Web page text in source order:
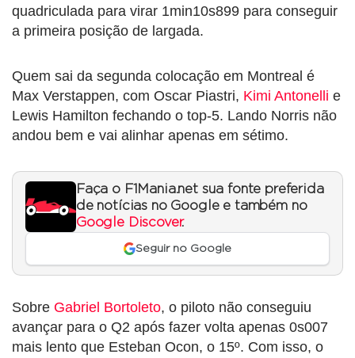
quadriculada para virar 1min10s899 para conseguir
a primeira posição de largada.
Quem sai da segunda colocação em Montreal é
Max Verstappen, com Oscar Piastri, Kimi Antonelli e
Lewis Hamilton fechando o top-5. Lando Norris não
andou bem e vai alinhar apenas em sétimo.
Faça o F1Mania.net sua fonte preferida
de notícias no Google e também no
Google Discover.
Seguir no Google
Sobre Gabriel Bortoleto, o piloto não conseguiu
avançar para o Q2 após fazer volta apenas 0s007
mais lento que Esteban Ocon, o 15º. Com isso, o